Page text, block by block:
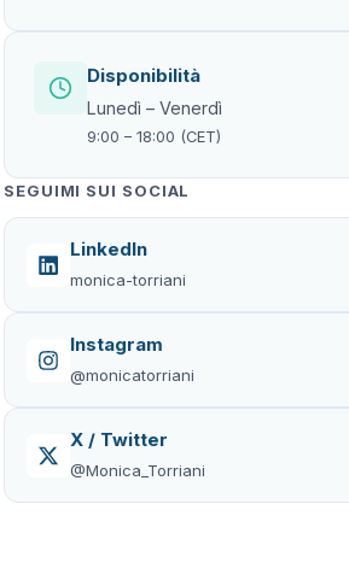
Disponibilità
Lunedì – Venerdì
9:00 – 18:00 (CET)
SEGUIMI SUI SOCIAL
LinkedIn
monica-torriani
Instagram
@monicatorriani
X / Twitter
@Monica_Torriani